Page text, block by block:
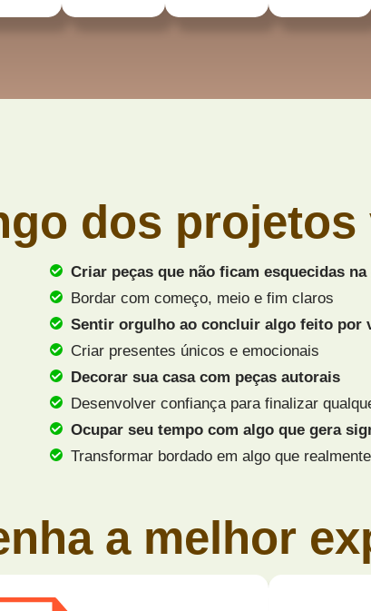
dos projetos
Criar peças que não ficam esquecidas na
Bordar com começo, meio e fim claros
Sentir orgulho ao concluir algo feito por
Criar presentes únicos e emocionais
Decorar sua casa com peças autorais
Desenvolver confiança para finalizar
Ocupar seu tempo com algo que gera
Transformar bordado em algo que
a melhor